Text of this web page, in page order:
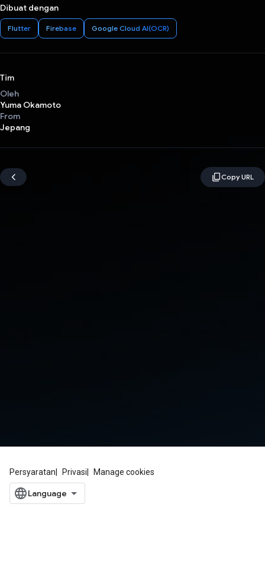
Dibuat dengan
Flutter Firebase Google Cloud AI(OCR)
Tim
Oleh
Yuma Okamoto
From
Jepang
Persyaratan Privasi Manage cookies